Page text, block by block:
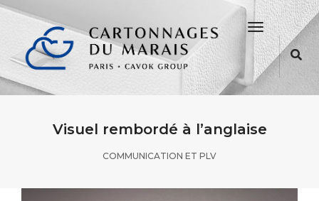
Toggle
Navigation
Visuel rembordé à l’anglaise
COMMUNICATION ET PLV